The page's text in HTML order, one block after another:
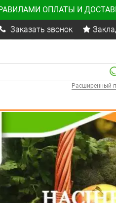
ОПЛАТЫ И
Заказать звонок
Расширенный